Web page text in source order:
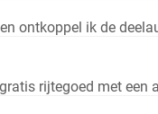
ontkoppel ik de
rijtegoed met een